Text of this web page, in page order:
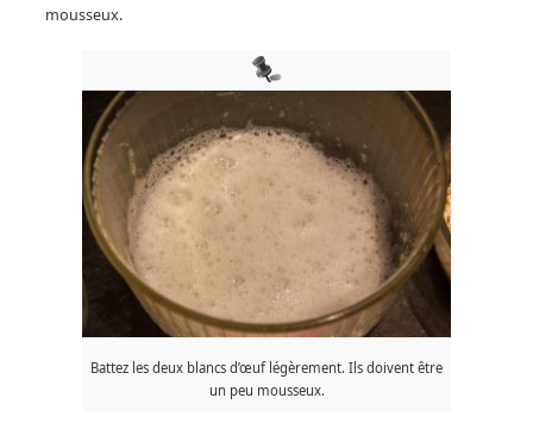
mousseux.
Battez les deux blancs d’œuf légèrement. Ils doivent être
un peu mousseux.